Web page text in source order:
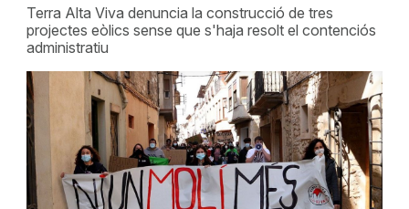
Terra Alta Viva denuncia la construcció de tres
projectes eòlics sense que s'haja resolt el contenciós
administratiu